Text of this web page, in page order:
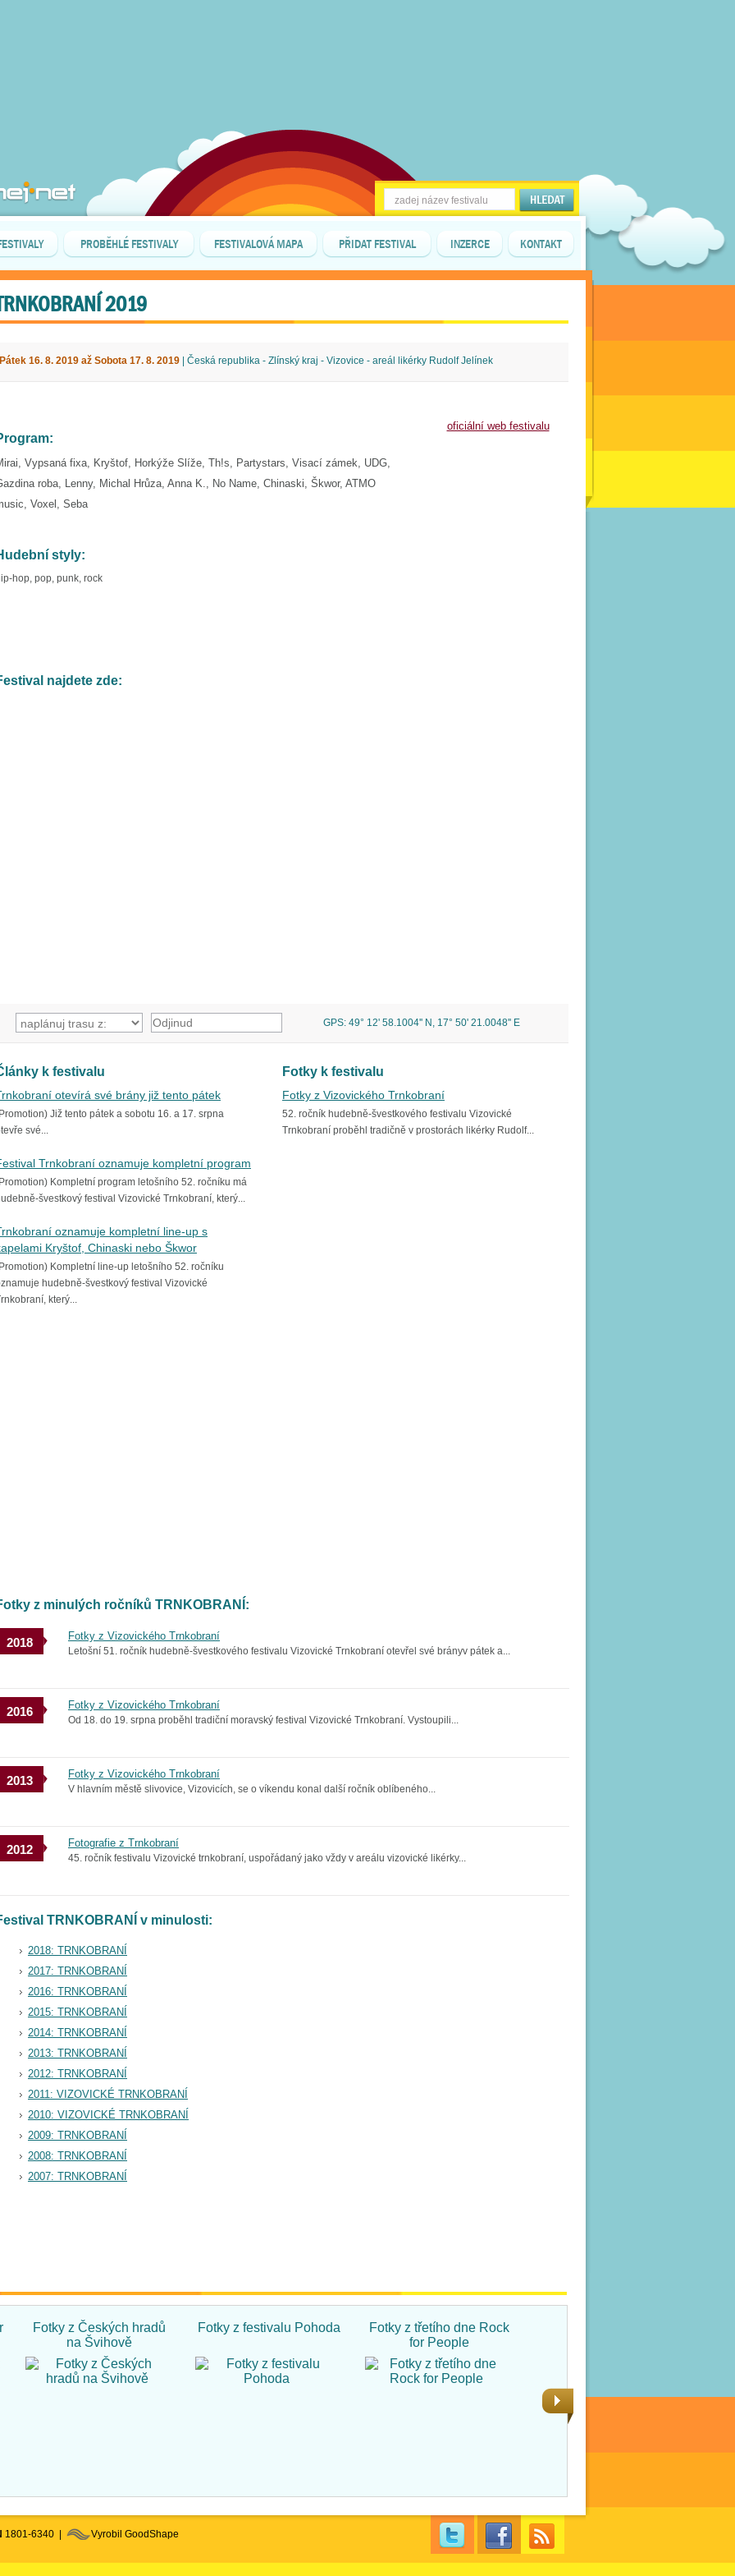
PROBĚHLÉ FESTIVALY FESTIVALOVÁ MAPA PŘIDAT FESTIVAL INZERCE KONTAKT
2019
Pátek 16. 8. 2019 až Sobota 17. 8. 2019 | Česká republika - Zlínský kraj - Vizovice - areál likérky Rudolf Jelínek
Vypsaná fixa, Kryštof, Horkýže Slíže, Th!s, Partystars, Visací zámek, UDG,
roba, Lenny, Michal Hrůza, Anna K., No Name, Chinaski, Škwor, ATMO
Voxel, Seba
oficiální web festivalu
styly:
hop, pop, punk, rock
najdete zde:
GPS: 49° 12' 58.1004'' N, 17° 50' 21.0048'' E
k festivalu
otevírá své brány již tento pátek
Již tento pátek a sobotu 16. a 17. srpna
své...
Trnkobraní oznamuje kompletní program
Kompletní program letošního 52. ročníku má
švestkový festival Vizovické Trnkobraní, který...
oznamuje kompletní line-up s
Kryštof, Chinaski nebo Škwor
Kompletní line-up letošního 52. ročníku
hudebně-švestkový festival Vizovické
který...
Fotky k festivalu
Fotky z Vizovického Trnkobraní
52. ročník hudebně-švestkového festivalu Vizovické
Trnkobraní proběhl tradičně v prostorách likérky Rudolf...
z minulých ročníků TRNKOBRANÍ:
2018 Fotky z Vizovického Trnkobraní
Letošní 51. ročník hudebně-švestkového festivalu Vizovické Trnkobraní otevřel své brányv pátek a...
2016 Fotky z Vizovického Trnkobraní
Od 18. do 19. srpna proběhl tradiční moravský festival Vizovické Trnkobraní. Vystoupili...
2013 Fotky z Vizovického Trnkobraní
V hlavním městě slivovice, Vizovicích, se o víkendu konal další ročník oblíbeného...
2012 Fotografie z Trnkobraní
45. ročník festivalu Vizovické trnkobraní, uspořádaný jako vždy v areálu vizovické likérky...
TRNKOBRANÍ v minulosti:
2018: TRNKOBRANÍ
2017: TRNKOBRANÍ
2016: TRNKOBRANÍ
2015: TRNKOBRANÍ
2014: TRNKOBRANÍ
2013: TRNKOBRANÍ
2012: TRNKOBRANÍ
2011: VIZOVICKÉ TRNKOBRANÍ
2010: VIZOVICKÉ TRNKOBRANÍ
2009: TRNKOBRANÍ
2008: TRNKOBRANÍ
2007: TRNKOBRANÍ
Fotky z Českých hradů
na Švihově
Fotky z festivalu Pohoda
Fotky z třetího dne Rock
for People
1801-6340 | Vyrobil GoodShape